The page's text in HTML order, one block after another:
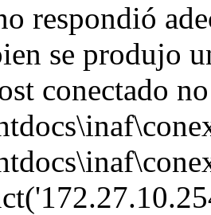
respondió
se produjo
conectado